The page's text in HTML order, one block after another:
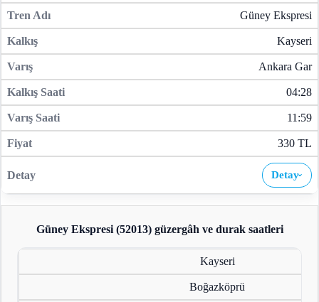
Güney Ekspresi
Kayseri
Ankara Gar
04:28
11:59
330 TL
Detay›
Güney Ekspresi (52013)güzergâh ve durak saatleri
Kayseri
Boğazköprü